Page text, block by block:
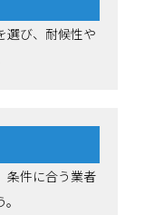
選び、耐候性や
条件に合う業者